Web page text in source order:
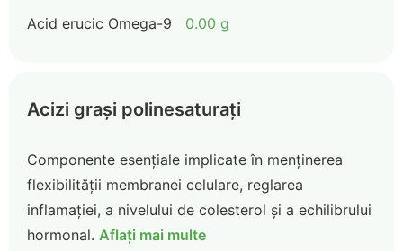
Acid erucic Omega-9 0.00 g
Acizi grași polinesaturați
Componente esențiale implicate în menținerea
flexibilității membranei celulare, reglarea
inflamației, a nivelului de colesterol și a echilibrului
hormonal. Aflați mai multe